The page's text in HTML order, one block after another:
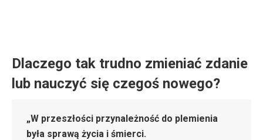
Dlaczego tak trudno zmieniać zdanie
lub nauczyć się czegoś nowego?
„W przeszłości przynależność do plemienia
była sprawą życia i śmierci.